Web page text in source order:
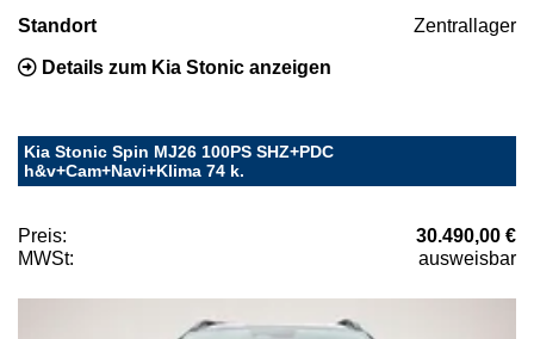
Standort Zentrallager
Details zum Kia Stonic anzeigen
Kia Stonic Spin MJ26 100PS SHZ+PDC
h&v+Cam+Navi+Klima 74 k.
Preis:
30.490,00 €
MWSt:
ausweisbar